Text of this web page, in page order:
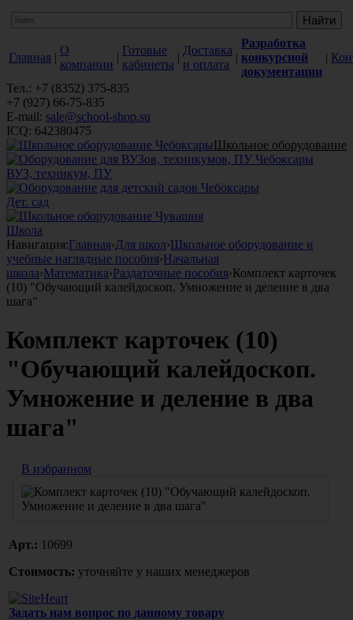
Главная |
О
компании
|
Готовые
кабинеты
|
Доставка
и оплата
|
Разработка
конкурсной
документации
|
Тел.: +7 (8352) 375-835
+7 (927) 66-75-835
E-mail: sale@school-shop.su
ICQ: 642380475
Школьное оборудование
ВУЗ, техникум, ПУ
Дет. сад
Школа
Навигация:Главная›Для школ›Школьное оборудование и
учебные наглядные пособия›Начальная
школа›Математика›Раздаточные пособия›Комплект карточек
(10) "Обучающий калейдоскоп. Умножение и деление в два
шага"
Комплект карточек (10)
"Обучающий калейдоскоп.
Умножение и деление в два
шага"
В избранном
Арт.: 10699
Стоимость: уточняйте у наших менеджеров
Задать нам вопрос по данному товару